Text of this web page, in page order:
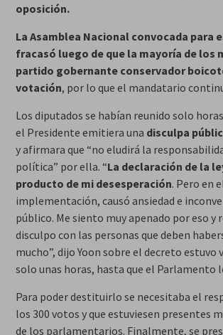
oposición.
La Asamblea Nacional convocada para
fracasó luego de que la mayoría de los
partido gobernante conservador
votación, por lo que el mandatario
Los diputados se habían reunido solo
el Presidente emitiera una disculpa
y afirmara que “no eludirá la
política” por ella. “La declaración de la
producto de mi desesperación. Pero en
implementación, causó ansiedad e
público. Me siento muy apenado por eso y
disculpo con las personas que deben
mucho”, dijo Yoon sobre el decreto estuvo
solo unas horas, hasta que el Parlamento
Para poder destituirlo se necesitaba el
los 300 votos y que estuviesen presentes
de los parlamentarios. Finalmente, se